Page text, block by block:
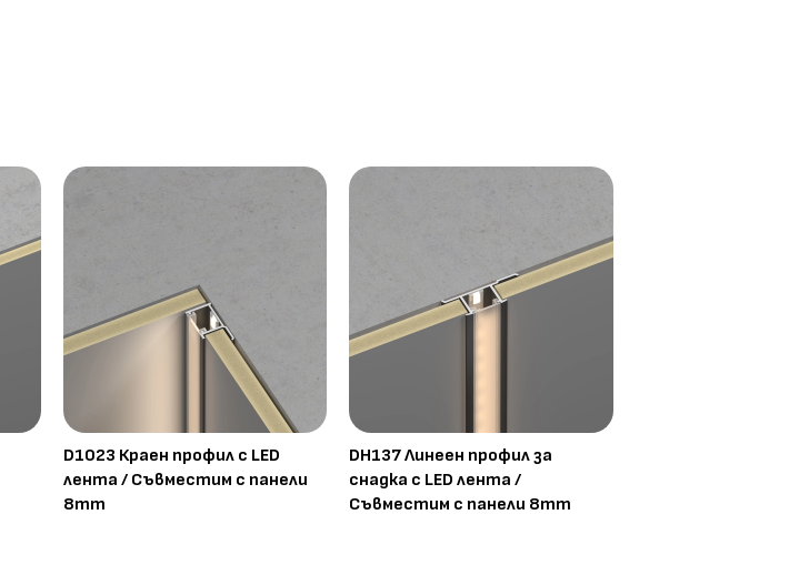
D1023 Краен профил с LED
лента / Съвместим с панели
8mm
DH137 Линеен профил за
снадка с LED лента /
Съвместим с панели 8mm